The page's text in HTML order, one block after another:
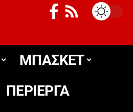
ΜΠΑΣΚΕΤ
ΠΕΡΙΕΡΓΑ